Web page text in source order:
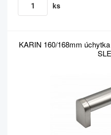
ks
KARIN 160/168mm